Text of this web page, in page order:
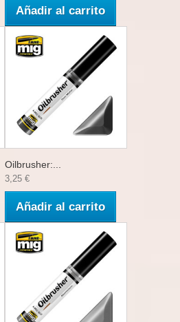
Añadir al carrito
Oilbrusher:...
3,25 €
Añadir al carrito